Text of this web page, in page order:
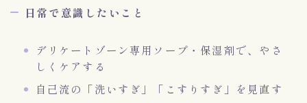
日常で意識したいこと
デリケートゾーン専用ソープ・保湿剤で、やさ
しくケアする
自己流の「洗いすぎ」「こすりすぎ」を見直す